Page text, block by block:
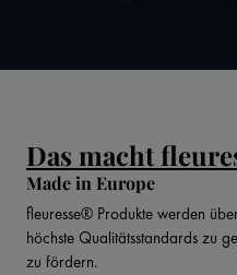
Das macht
Made in Europe
fleuresse® Produkte werden
höchste Qualitätsstandards zu
zu fördern.